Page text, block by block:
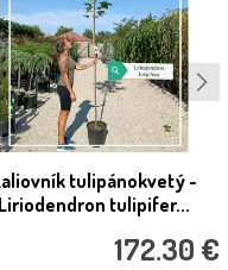
tulipánokvetý -
Liriodendron tulipifer...
172.30 €